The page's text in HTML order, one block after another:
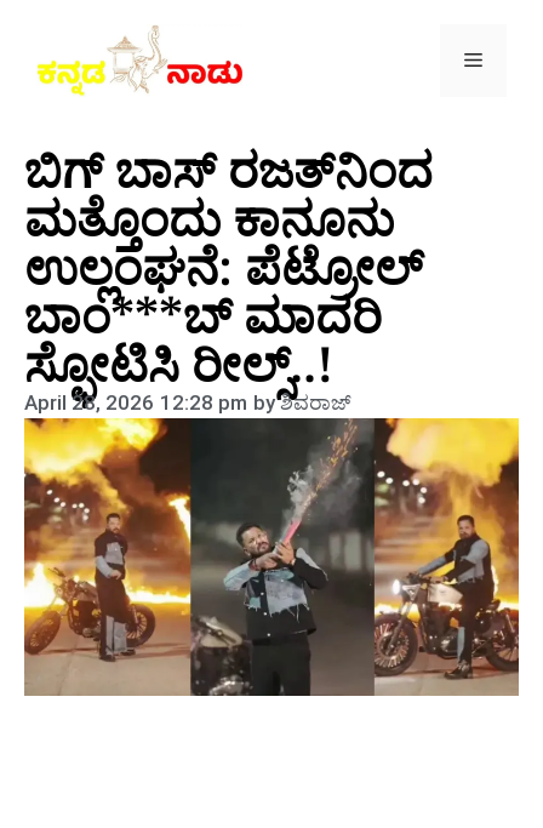
ಬಿಗ್ ಬಾಸ್ ರಜತ್‌ನಿಂದ
ಮತ್ತೊಂದು ಕಾನೂನು
ಉಲ್ಲಂಘನೆ: ಪೆಟ್ರೋಲ್
ಬಾಂ***ಬ್ ಮಾದರಿ
ಸ್ಫೋಟಿಸಿ ರೀಲ್ಸ್..!
April 28, 2026 12:28 pm byಶಿವರಾಜ್